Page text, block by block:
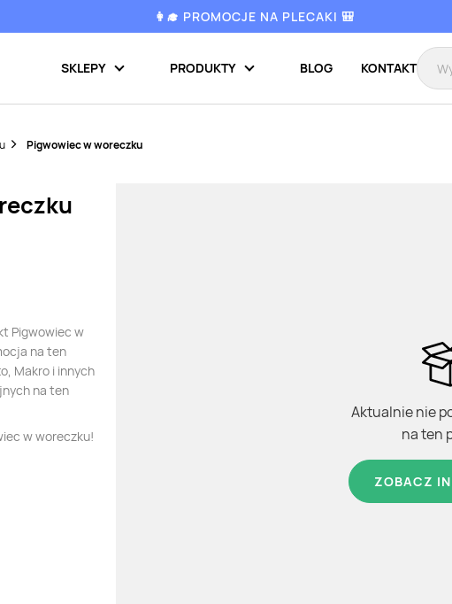
👩‍🎓 PROMOCJE NA PLECAKI 🎒
SKLEPY PRODUKTY BLOG KONTAKT
Pigwowiec w woreczku
Pigwowiec w
na ten
Makro i innych
na ten
w woreczku!
Aktualnie nie
na ten
ZOBACZ